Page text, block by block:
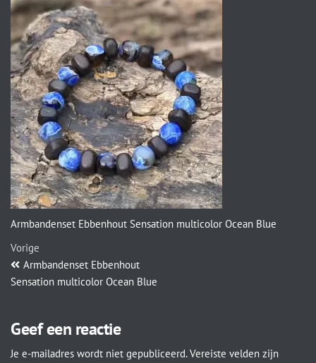
Armbandenset Ebbenhout Sensation multicolor Ocean Blue
Vorige
Armbandenset Ebbenhout
Sensation multicolor Ocean Blue
Geef een reactie
Je e-mailadres wordt niet gepubliceerd. Vereiste velden zijn